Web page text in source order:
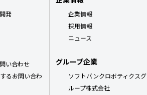
発
い合わせ
るお問い合わ
企業情報
採用情報
ニュース
グループ企業
ソフトバンクロボティクスグ
ループ株式会社